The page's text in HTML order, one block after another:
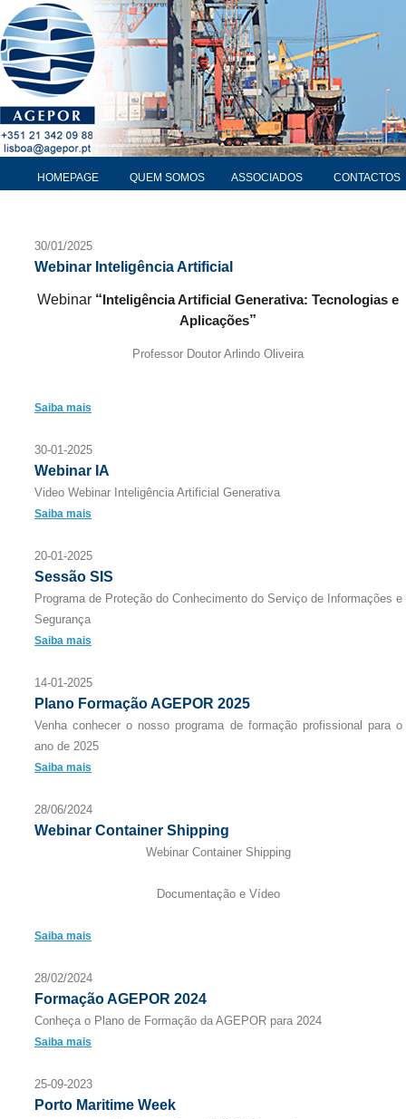
HOMEPAGE QUEM SOMOS ASSOCIADOS CONTACTOS
30/01/2025
Webinar Inteligência Artificial
Webinar “ Inteligência Artificial Generativa: Tecnologias e
Aplicações”
Professor Doutor Arlindo Oliveira
Saiba mais
30-01-2025
Webinar IA
Video Webinar Inteligência Artificial Generativa
Saiba mais
20-01-2025
Sessão SIS
Programa de Proteção do Conhecimento do Serviço de Informações e
Segurança
Saiba mais
14-01-2025
Plano Formação AGEPOR 2025
Venha conhecer o nosso programa de formação profissional para o
ano de 2025
Saiba mais
28/06/2024
Webinar Container Shipping
Webinar Container Shipping
Documentação e Vídeo
Saiba mais
28/02/2024
Formação AGEPOR 2024
Conheça o Plano de Formação da AGEPOR para 2024
Saiba mais
25-09-2023
Porto Maritime Week